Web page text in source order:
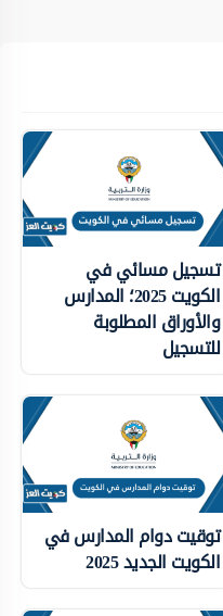
تسجيل مسائي في
الكويت 2025؛ المدارس
والأوراق المطلوبة
للتسجيل
توقيت دوام المدارس في
الكويت الجديد 2025